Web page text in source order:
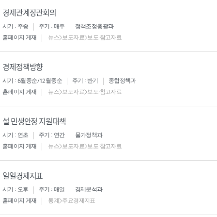
경제관계장관회의
시기 : 주중 주기 : 매주
정책조정총괄과
홈페이지 게재
뉴스>보도자료>보도·참고자료
경제정책방향
시기 : 6월중순/12월중순 주기 : 반기
종합정책과
홈페이지 게재
뉴스>보도자료>보도·참고자료
설 민생안정 지원대책
시기 : 연초 주기 : 연간
물가정책과
홈페이지 게재
뉴스>보도자료>보도·참고자료
일일경제지표
시기 : 오후 주기 : 매일
경제분석과
홈페이지 게재
통계>주요경제지표